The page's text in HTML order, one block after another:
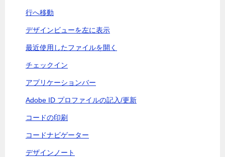
行へ移動
デザインビューを左に表示
最近使用したファイルを開く
チェックイン
アプリケーションバー
Adobe ID プロファイルの記入/更新
コードの印刷
コードナビゲーター
デザインノート